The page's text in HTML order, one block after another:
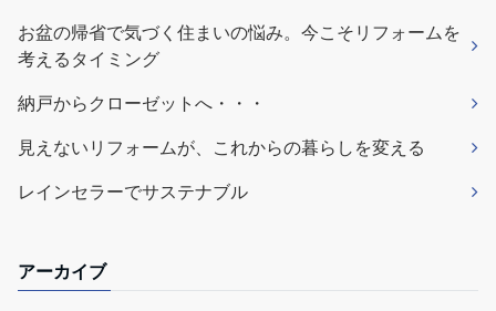
お盆の帰省で気づく住まいの悩み。今こそリフォームを
考えるタイミング
納戸からクローゼットへ・・・
見えないリフォームが、これからの暮らしを変える
レインセラーでサステナブル
アーカイブ